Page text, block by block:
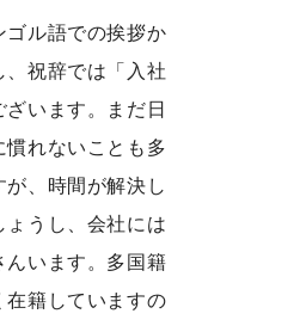
ゴル語での挨拶か
、祝辞では「入社
います。まだ日
慣れないことも多
が、時間が解決し
ょうし、会社には
んいます。多国籍
在籍していますの